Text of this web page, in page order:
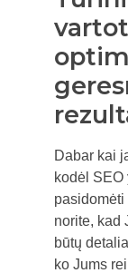
Dabar kai
kodėl
norite, kad
būtų
ko Jums